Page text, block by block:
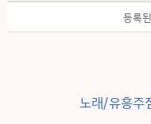
등록
노래/유흥주